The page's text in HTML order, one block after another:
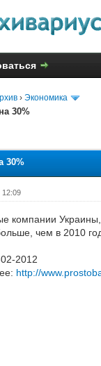
› Экономика
30%
30%
12:09
компании
чем в 2010
2012
http://